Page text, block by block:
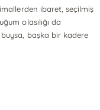
ibaret, seçilmiş
olasılığı da
başka bir kadere